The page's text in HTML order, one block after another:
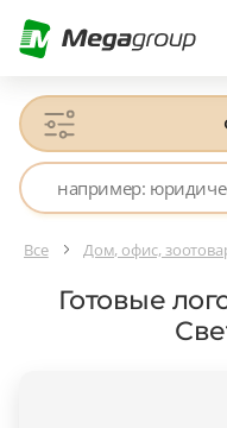
Все Дом, офис,
Готовые